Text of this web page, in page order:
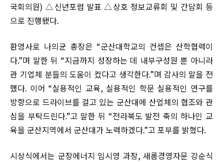
국회의원) △신년포럼 발표 △상호 정보교류회 및 간담회 등
으로 진행됐다.
환영사로 나의균 총장은 “군산대학교의 컨셉은 산학협력이
다.”며 말한 뒤 “지금까지 성장하는 데 내부구성원 뿐 아니라
관 기업체 분들의 도움이 컸다고 생각한다.”며 감사의 말을 전
했다. 이어 “실용적인 교육, 실용적인 학문 실용적인 연구를
방향으로 드라이브를 걸고 있는 군산대에 산업체의 협조와 관
심을 부탁드린다.”고 말한 뒤 “전라북도 발전 축의 하나인 교
육을 군산지역에서 군산대가 노력하겠다.”고 포부를 밝혔다.
시상식에서는 군장에너지 임시영 과장, 새롬경영자문 강순식